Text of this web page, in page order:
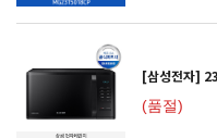
[삼성전자]
(품절)